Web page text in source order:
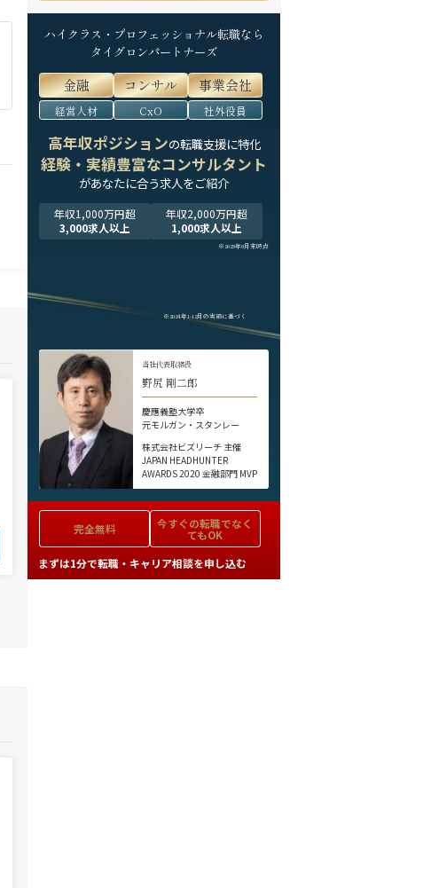
ハイクラス・プロフェッショナル転職なら
タイグロンパートナーズ
金融 コンサル 事業会社
経営人材 CxO 社外役員
高年収ポジションの転職支援に特化
経験・実績豊富なコンサルタント
があなたに合う求人をご紹介
年収1,000万円超
3,000求人以上
年収2,000万円超
1,000求人以上
※2025年9月末時点
※2024年1-12月の実績に基づく
当社代表取締役
野尻 剛二郎
慶應義塾大学卒
元モルガン・スタンレー
株式会社ビズリーチ 主催
JAPAN HEADHUNTER
AWARDS 2020 金融部門 MVP
完全無料 今すぐの転職でなく
てもOK
まずは1分で転職・キャリア相談を申し込む